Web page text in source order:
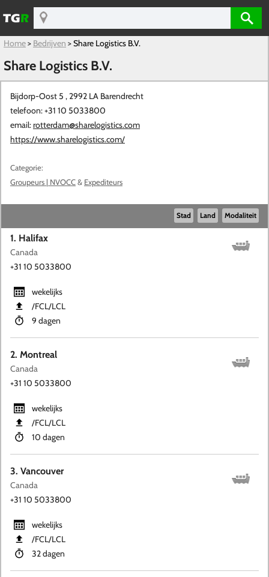
Home> Bedrijven >Share Logistics B.V.
Share Logistics B.V.
Bijdorp-Oost 5 , 2992 LA Barendrecht
telefoon: +31 10 5033800
email:rotterdam@sharelogistics.com
https://www.sharelogistics.com/
Categorie:
Groupeurs | NVOCC & Expediteurs
Stad Land Modaliteit
1. Halifax
Canada
+31 10 5033800
wekelijks
​/FCL​/LCL
9 dagen
2. Montreal
Canada
+31 10 5033800
wekelijks
​/FCL​/LCL
10 dagen
3. Vancouver
Canada
+31 10 5033800
wekelijks
​/FCL​/LCL
32 dagen